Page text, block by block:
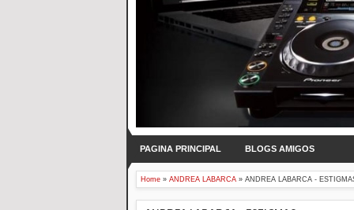
PAGINA PRINCIPAL BLOGS AMIGOS
Home » ANDREA LABARCA » ANDREA LABARCA -